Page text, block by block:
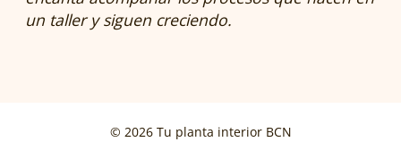
un taller y siguen creciendo.
© 2026 Tu planta interior BCN